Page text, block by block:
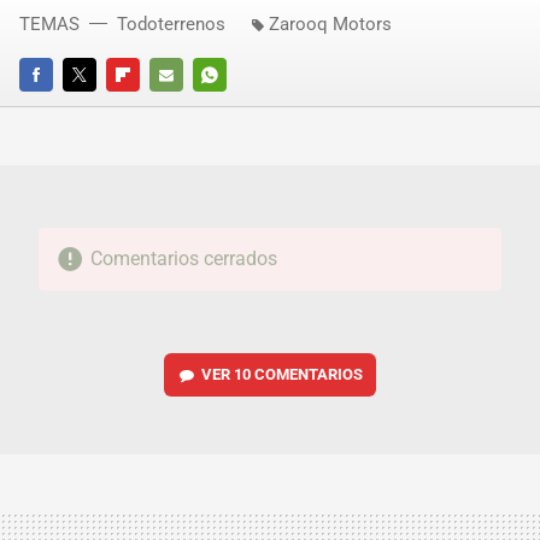
FACEBOOKTWITTERFLIPBOARD
E-
WHATSAPP
TEMAS Todoterrenos Zarooq Motors
Comentarios cerrados
VER 10 COMENTARIOS